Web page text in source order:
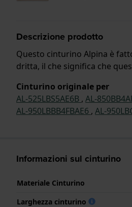
Descrizione prodotto
Questo cinturino Alpina è
dritta, il che significa che
Cinturino originale per
AL-525LBS5AE6B , AL-
AL-950LBBB4FBAE6 , AL-
Informazioni sul cinturino
Materiale Cinturino
Larghezza cinturino